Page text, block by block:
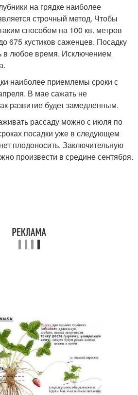
на грядке наиболее
строчный метод. Чтобы
способом на 100 кв. метров
675 кустиков саженцев. Посадку
в любое время. Исключением
наиболее приемлемы сроки с
В мае сажать не
развитие будет замедленным.
рассаду можно с июля по
посадки уже в следующем
плодоносить. Заключительную
произвести в средине сентября.